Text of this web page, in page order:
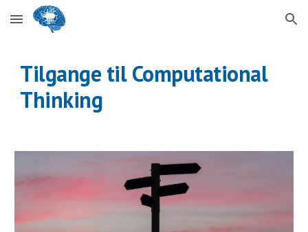
Skip to main content Skip to navigation
Tilgange til Computational
Thinking